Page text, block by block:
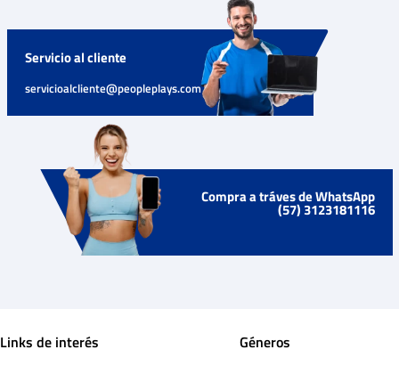
Servicio al cliente
servicioalcliente@peopleplays.com
Compra a tráves de WhatsApp
(57) 3123181116
Links de interés Géneros